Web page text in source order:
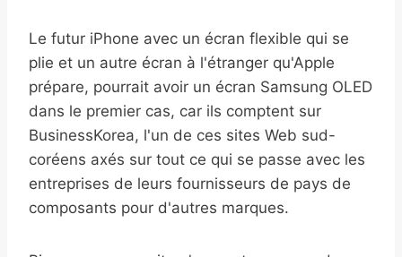
Le futur iPhone avec un écran flexible qui se
plie et un autre écran à l'étranger qu'Apple
prépare, pourrait avoir un écran Samsung OLED
dans le premier cas, car ils comptent sur
BusinessKorea, l'un de ces sites Web sud-
coréens axés sur tout ce qui se passe avec les
entreprises de leurs fournisseurs de pays de
composants pour d'autres marques.